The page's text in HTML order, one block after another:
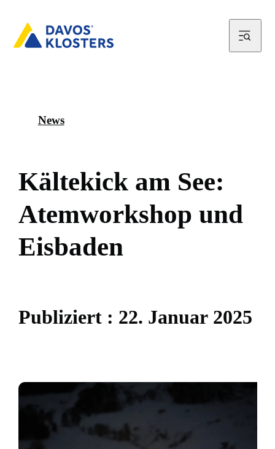
News
Kältekick am See:
Atemworkshop und
Eisbaden
Publiziert : 22. Januar 2025